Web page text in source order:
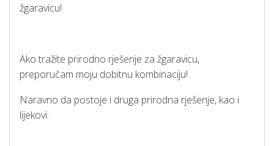
žgaravicu!
Ako tražite prirodno rješenje za žgaravicu,
preporučam moju dobitnu kombinaciju!
Naravno da postoje i druga prirodna rješenje, kao i
lijekovi.